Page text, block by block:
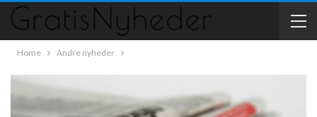
Home Andre nyheder